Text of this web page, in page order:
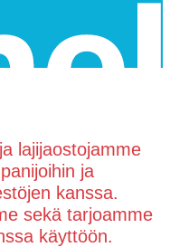
lajijaostojamme
ja
kanssa.
sekä tarjoamme
käyttöön.